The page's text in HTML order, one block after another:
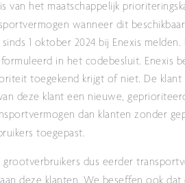
van het maatschappelijk
wanneer dit
1 oktober 2024 bij Enexis
in het codebesluit. Enexis
toegekend krijgt of niet. De
deze klant een nieuwe,
dan klanten zonder
toegepast.
grootverbruikers dus eerder